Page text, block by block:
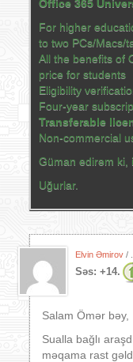
Office 365
For higher
to two PCs/Macs/
All the benefits of
price for students
Eligibility
Four-year
Transferable
Non-commercial
Güman edirəm ki,
Uğurlar.
Elvin Əmirov /
Səs: +14.
Salam Ömər bəy,
Sualla bağlı
məqama rast